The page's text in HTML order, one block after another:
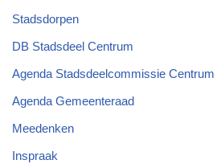
Stadsdorpen
DB Stadsdeel Centrum
Agenda Stadsdeelcommissie Centrum
Agenda Gemeenteraad
Meedenken
Inspraak